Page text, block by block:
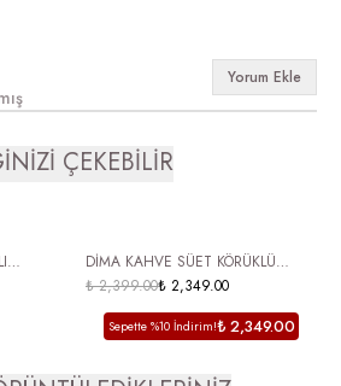
Yorum Ekle
ÇEKEBİLİR
ÜCRETSİZ KARGO
DİMA KAHVE SÜET KÖRÜKLÜ
KADIN TOPUKLU ÇİZME
₺ 2,399.00₺ 2,349.00
Sepette %10 İndirim!₺ 2,349.00